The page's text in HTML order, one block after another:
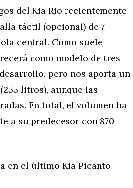
del Kia Rio recientemente
táctil (opcional) de 7
central. Como suele
como modelo de tres
pero nos aporta un
litros), aunque las
En total, el volumen ha
a su predecesor con 870
en el último Kia Picanto